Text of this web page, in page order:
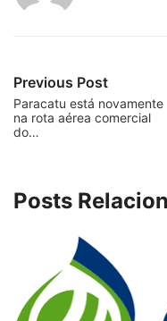
Previous Post
Paracatu está novamente
na rota aérea comercial
do…
Posts